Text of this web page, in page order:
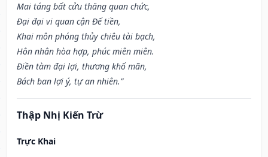
Mai táng bất cửu thăng quan chức,
Đại đại vi quan cận Đế tiền,
Khai môn phóng thủy chiêu tài bạch,
Hôn nhân hòa hợp, phúc miên miên.
Điền tàm đại lợi, thương khố mãn,
Bách ban lợi ý, tự an nhiên.”
Thập Nhị Kiến Trừ
Trực Khai